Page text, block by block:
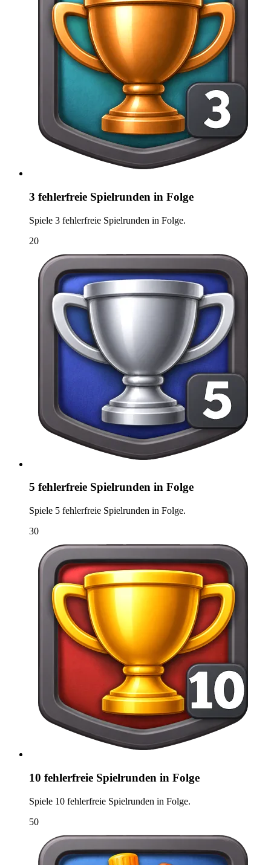
3 fehlerfreie Spielrunden in Folge
Spiele 3 fehlerfreie Spielrunden in Folge.
20
5 fehlerfreie Spielrunden in Folge
Spiele 5 fehlerfreie Spielrunden in Folge.
30
10 fehlerfreie Spielrunden in Folge
Spiele 10 fehlerfreie Spielrunden in Folge.
50